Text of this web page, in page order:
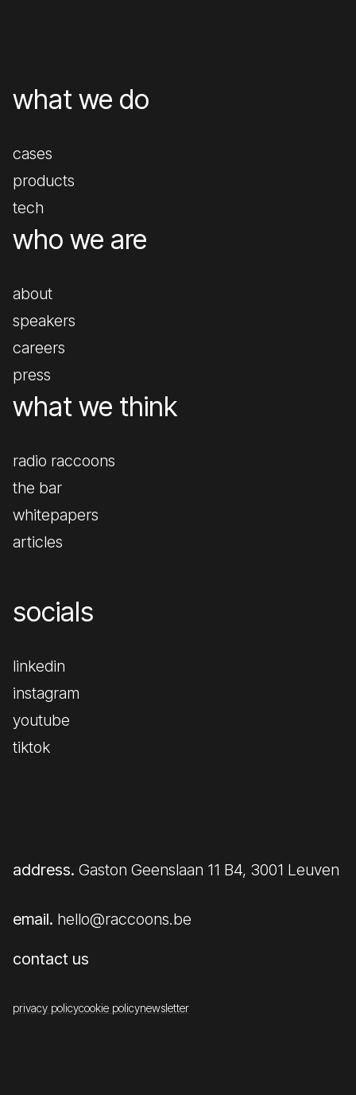
what we do
cases
products
tech
who we are
about
speakers
careers
press
what we think
radio raccoons
the bar
whitepapers
articles
socials
linkedin
instagram
youtube
tiktok
address. Gaston Geenslaan 11 B4, 3001 Leuven
email. hello@raccoons.be
contact us
privacy policycookie policynewsletter